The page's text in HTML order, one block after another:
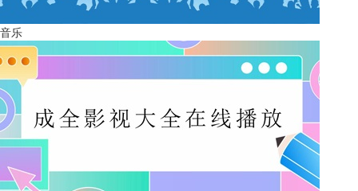
音乐